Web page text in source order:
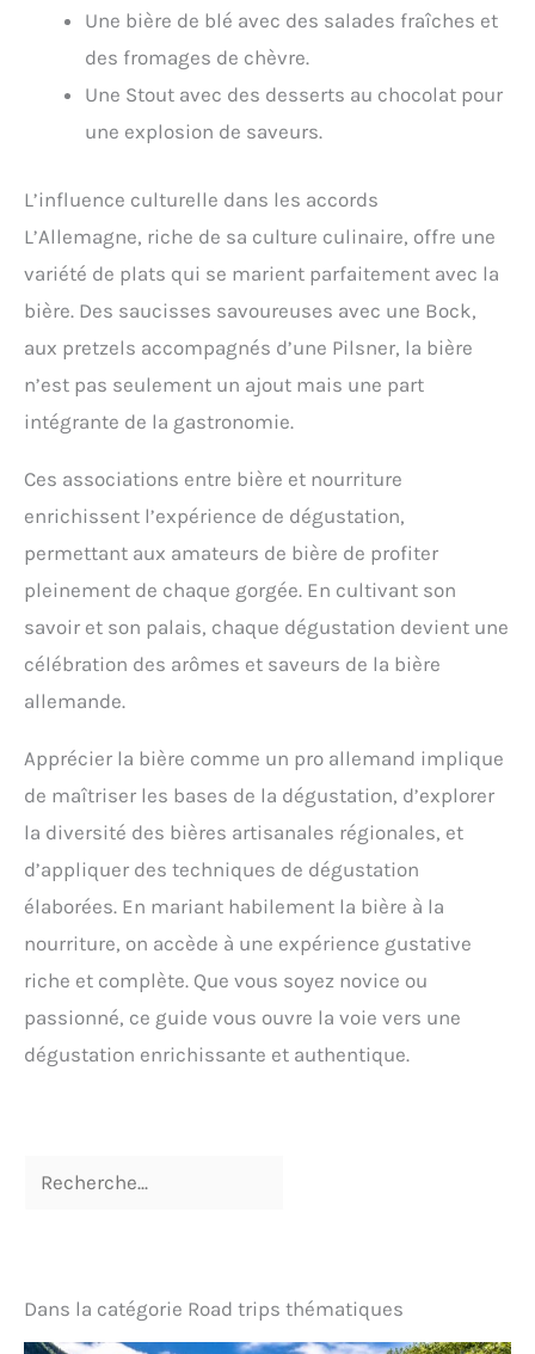
Une bière de blé avec des salades fraîches et
des fromages de chèvre.
Une Stout avec des desserts au chocolat pour
une explosion de saveurs.
L’influence culturelle dans les accords
L’Allemagne, riche de sa culture culinaire, offre une
variété de plats qui se marient parfaitement avec la
bière. Des saucisses savoureuses avec une Bock,
aux pretzels accompagnés d’une Pilsner, la bière
n’est pas seulement un ajout mais une part
intégrante de la gastronomie.
Ces associations entre bière et nourriture
enrichissent l’expérience de dégustation,
permettant aux amateurs de bière de profiter
pleinement de chaque gorgée. En cultivant son
savoir et son palais, chaque dégustation devient une
célébration des arômes et saveurs de la bière
allemande.
Apprécier la bière comme un pro allemand implique
de maîtriser les bases de la dégustation, d’explorer
la diversité des bières artisanales régionales, et
d’appliquer des techniques de dégustation
élaborées. En mariant habilement la bière à la
nourriture, on accède à une expérience gustative
riche et complète. Que vous soyez novice ou
passionné, ce guide vous ouvre la voie vers une
dégustation enrichissante et authentique.
Dans la catégorie Road trips thématiques